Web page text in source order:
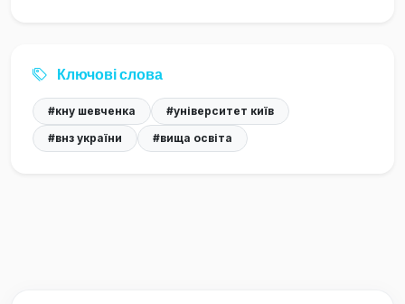
Ключові слова
#кну шевченка
#університет київ
#внз україни
#вища освіта